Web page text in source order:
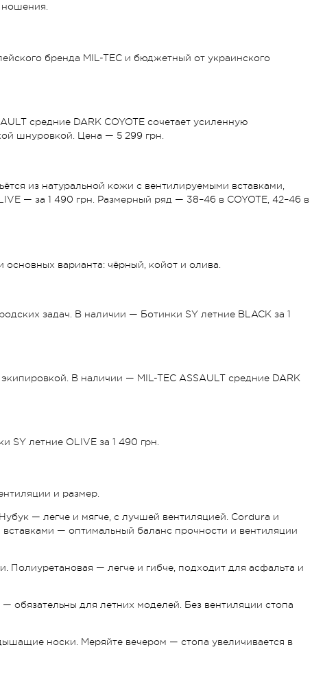
ношения.
бренда MIL-TEC и бюджетный от украинского
средние DARK COYOTE сочетает усиленную
шнуровкой. Цена — 5 299 грн.
из натуральной кожи с вентилируемыми вставками,
— за 1 490 грн. Размерный ряд — 38–46 в COYOTE, 42–46 в
варианта: чёрный, койот и олива.
задач. В наличии — Ботинки SY летние BLACK за 1
В наличии — MIL-TEC ASSAULT средние DARK
летние OLIVE за 1 490 грн.
и размер.
— легче и мягче, с лучшей вентиляцией. Cordura и
— оптимальный баланс прочности и вентиляции
Полиуретановая — легче и гибче, подходит для асфальта и
для летних моделей. Без вентиляции стопа
носки. Меряйте вечером — стопа увеличивается в